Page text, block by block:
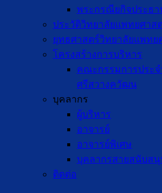
พระกรณียกิจประธ
ประวัติวิทยาลัยแพทยศาส
ยุทธศาสตร์วิทยาลัยแพท
โครงสร้างการบริหาร
คณะกรรมการประ
ศรีสวางควัฒน
บุคลากร
ผู้บริหาร
อาจารย์
อาจารย์พิเศษ
บุคลากรสายสนับส
ติดต่อ